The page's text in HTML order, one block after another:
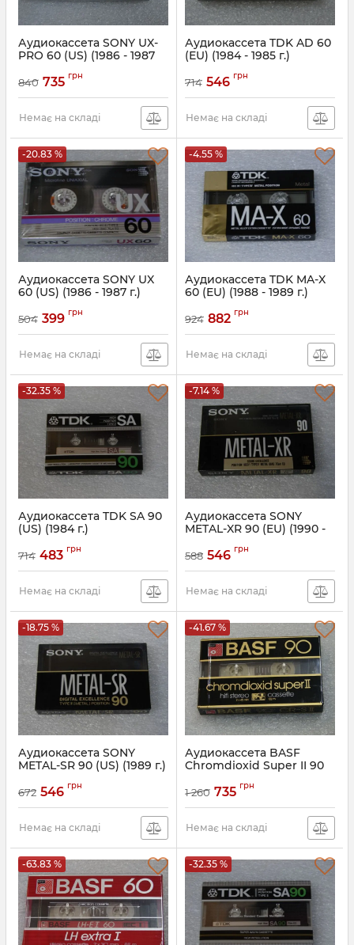
Аудиокассета SONY UX-
PRO 60 (US) (1986 - 1987
840 735 грн
Немає на складі
Аудиокассета TDK AD 60
(EU) (1984 - 1985 г.)
714 546 грн
Немає на складі
-20.83 %
Аудиокассета SONY UX
60 (US) (1986 - 1987 г.)
504 399 грн
Немає на складі
-4.55 %
Аудиокассета TDK MA-X
60 (EU) (1988 - 1989 г.)
924 882 грн
Немає на складі
-32.35 %
Аудиокассета TDK SA 90
(US) (1984 г.)
714 483 грн
Немає на складі
-7.14 %
Аудиокассета SONY
METAL-XR 90 (EU) (1990 -
588 546 грн
Немає на складі
-18.75 %
Аудиокассета SONY
METAL-SR 90 (US) (1989 г.)
672 546 грн
Немає на складі
-41.67 %
Аудиокассета BASF
Chromdioxid Super II 90
1 260 735 грн
Немає на складі
-63.83 % -32.35 %